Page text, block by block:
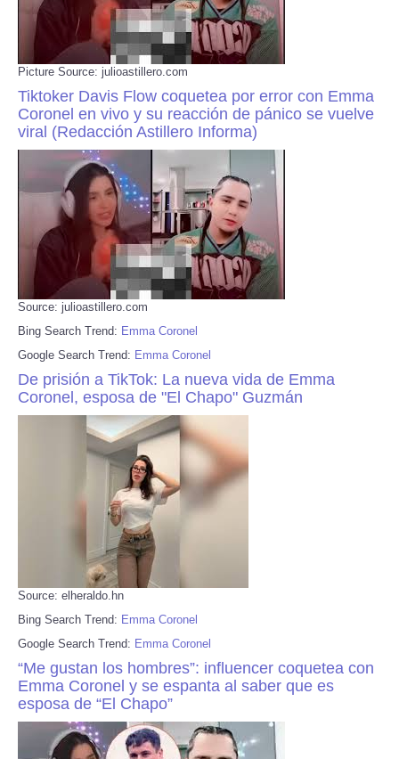
Picture Source: julioastillero.com
Tiktoker Davis Flow coquetea por error con Emma
Coronel en vivo y su reacción de pánico se vuelve
viral (Redacción Astillero Informa)
Source: julioastillero.com
Bing Search Trend: Emma Coronel
Google Search Trend: Emma Coronel
De prisión a TikTok: La nueva vida de Emma
Coronel, esposa de "El Chapo" Guzmán
Source: elheraldo.hn
Bing Search Trend: Emma Coronel
Google Search Trend: Emma Coronel
“Me gustan los hombres”: influencer coquetea con
Emma Coronel y se espanta al saber que es
esposa de “El Chapo”